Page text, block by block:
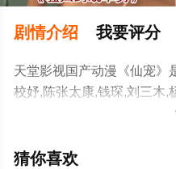
剧情介绍 我要评分
天堂影视国产动漫《仙宠》
校妤,陈张太康,钱琛,刘三木,
中国大陆动漫，大结局剧情
相关信息可移步至豆瓣动漫
猜你喜欢